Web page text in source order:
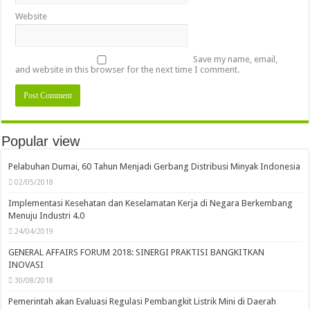
Website
Save my name, email,
and website in this browser for the next time I comment.
Popular view
Pelabuhan Dumai, 60 Tahun Menjadi Gerbang Distribusi Minyak Indonesia
02/05/2018
Implementasi Kesehatan dan Keselamatan Kerja di Negara Berkembang
Menuju Industri 4.0
24/04/2019
GENERAL AFFAIRS FORUM 2018: SINERGI PRAKTISI BANGKITKAN
INOVASI
30/08/2018
Pemerintah akan Evaluasi Regulasi Pembangkit Listrik Mini di Daerah